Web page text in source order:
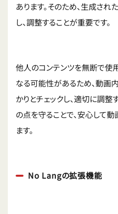
あります。そのため、生成さ
し、調整することが重要です。
他人のコンテンツを無断で使
なる可能性があるため、動画
かりとチェックし、適切に調整
の点を守ることで、安心して
ます。
No Langの拡張機能